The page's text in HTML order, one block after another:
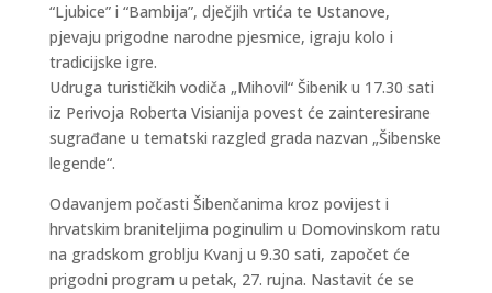
“Ljubice” i “Bambija”, dječjih vrtića te Ustanove,
pjevaju prigodne narodne pjesmice, igraju kolo i
tradicijske igre.
Udruga turističkih vodiča „Mihovil“ Šibenik u 17.30 sati
iz Perivoja Roberta Visianija povest će zainteresirane
sugrađane u tematski razgled grada nazvan „Šibenske
legende“.
Odavanjem počasti Šibenčanima kroz povijest i
hrvatskim braniteljima poginulim u Domovinskom ratu
na gradskom groblju Kvanj u 9.30 sati, započet će
prigodni program u petak, 27. rujna. Nastavit će se